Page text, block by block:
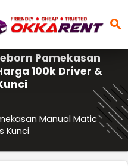
search
Pamekasan
100k Driver &
Manual Matic
Kunci